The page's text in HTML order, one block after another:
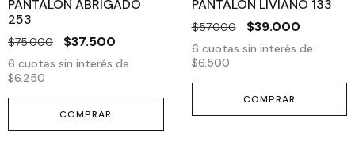
PANTALÓN ABRIGADO
253
$75.000 $37.500
6 cuotas sin interés de
$6.250
COMPRAR
PANTALÓN LIVIANO 133
$57.000 $39.000
6 cuotas sin interés de
$6.500
COMPRAR